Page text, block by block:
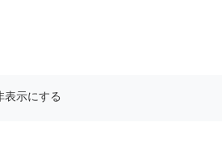
表示にする